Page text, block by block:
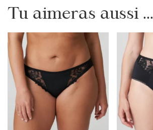
Tu aimeras aussi ...